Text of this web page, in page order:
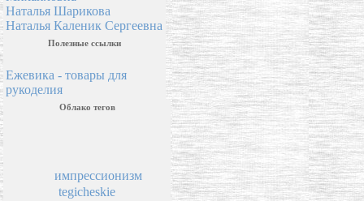
Наталья Шарикова
Наталья Каленик Сергеевна
Полезные ссылки
Ежевика - товары для
рукоделия
Облако тегов
tegicheskie
импрессионизм